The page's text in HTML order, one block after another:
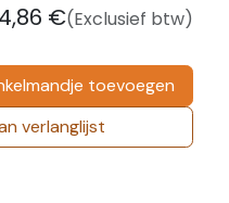
toevoegen
verlanglijst
€(Exclusief btw)